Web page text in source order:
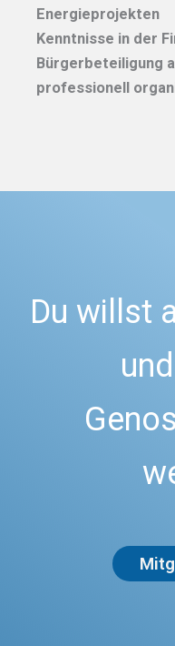
Energieprojekten
Kenntnisse in der
Bürgerbeteiligung
professionell
Du willst